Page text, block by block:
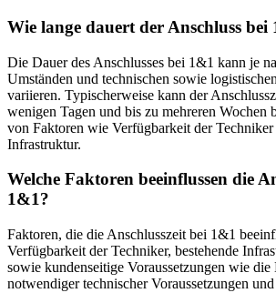
Wie lange dauert der Anschluss bei
Die Dauer des Anschlusses bei 1&1 kann je
Umständen und technischen sowie
variieren. Typischerweise kann der
wenigen Tagen und bis zu mehreren Wochen
von Faktoren wie Verfügbarkeit der Techniker
Infrastruktur.
Welche Faktoren beeinflussen die
1&1?
Faktoren, die die Anschlusszeit bei 1&1
Verfügbarkeit der Techniker, bestehende
sowie kundenseitige Voraussetzungen wie die
notwendiger technischer Voraussetzungen